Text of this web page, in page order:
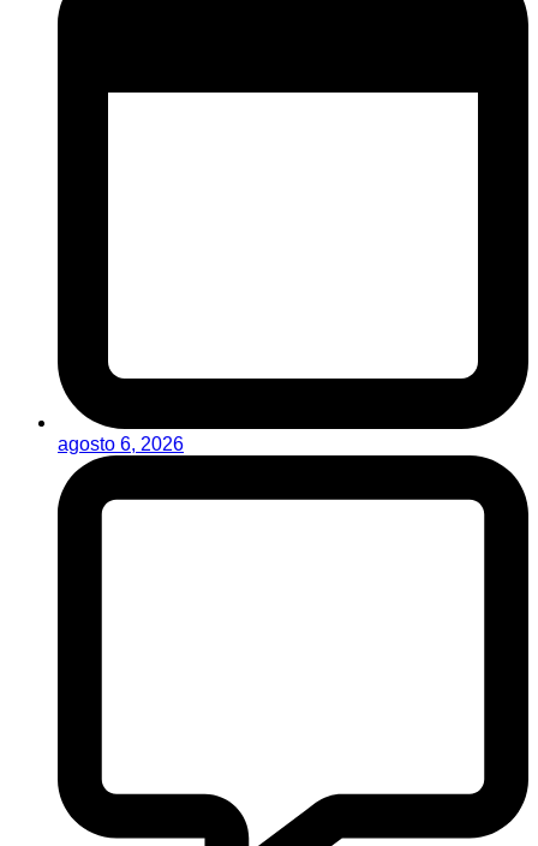
agosto 6, 2026